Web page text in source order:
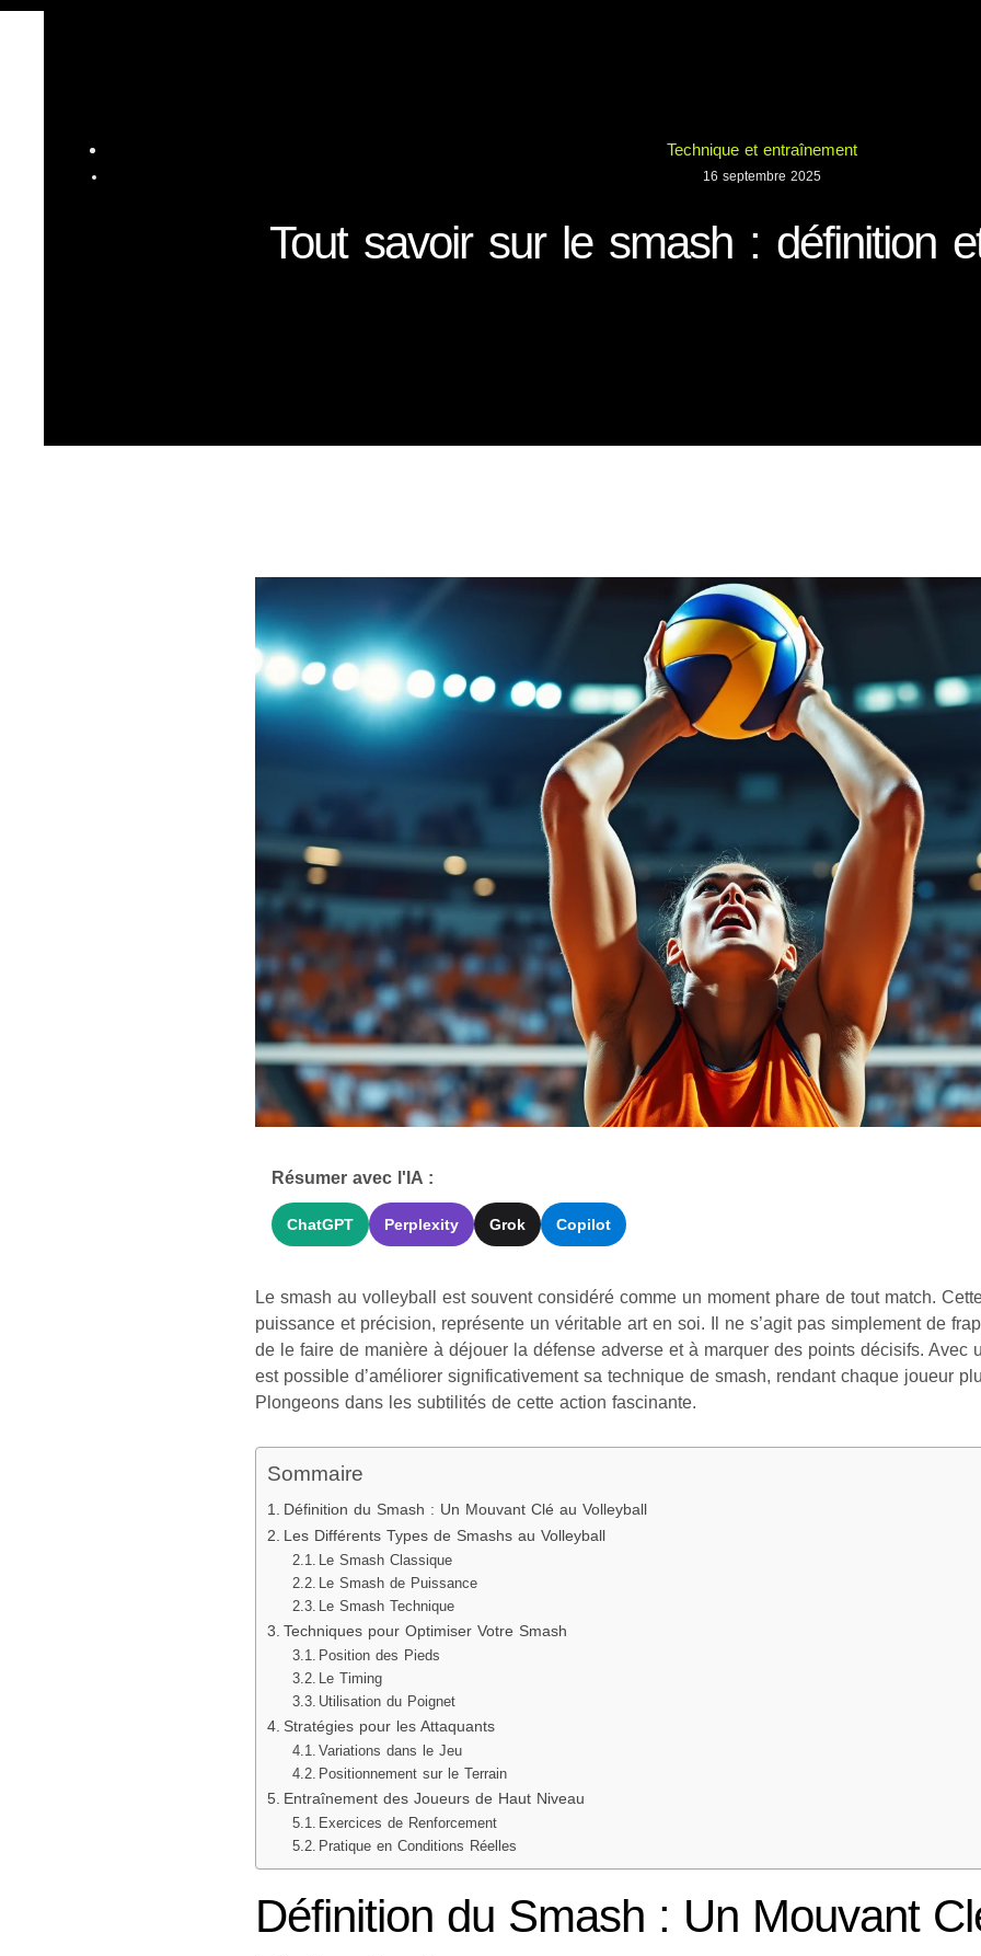
Technique et entraînement
16 septembre 2025
Tout savoir sur le smash : définition
Résumer avec l'IA :
ChatGPT Perplexity Grok Copilot
Le smash au volleyball est souvent considéré comme un moment phare de tout match.
puissance et précision, représente un véritable art en soi. Il ne s’agit pas simplement de
de le faire de manière à déjouer la défense adverse et à marquer des points décisifs. Avec
est possible d’améliorer significativement sa technique de smash, rendant chaque joueur
Plongeons dans les subtilités de cette action fascinante.
Sommaire
Définition du Smash : Un Mouvant Clé au Volleyball
Les Différents Types de Smashs au Volleyball
Le Smash Classique
Le Smash de Puissance
Le Smash Technique
Techniques pour Optimiser Votre Smash
Position des Pieds
Le Timing
Utilisation du Poignet
Stratégies pour les Attaquants
Variations dans le Jeu
Positionnement sur le Terrain
Entraînement des Joueurs de Haut Niveau
Exercices de Renforcement
Pratique en Conditions Réelles
Définition du Smash : Un Mouvant